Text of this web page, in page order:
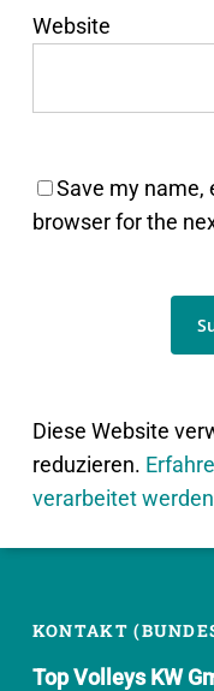
Website
Save my name,
browser for the
Diese Website
reduzieren.
verarbeitet
KONTAKT
Top Volleys KW